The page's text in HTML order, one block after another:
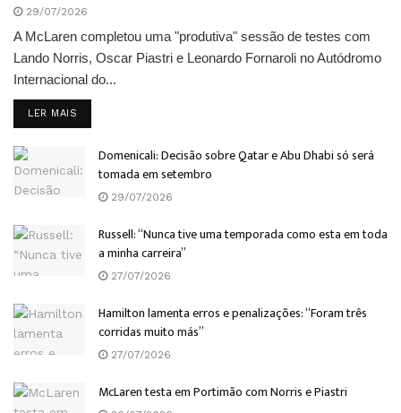
29/07/2026
A McLaren completou uma "produtiva" sessão de testes com
Lando Norris, Oscar Piastri e Leonardo Fornaroli no Autódromo
Internacional do...
LER MAIS
Domenicali: Decisão sobre Qatar e Abu Dhabi só será
tomada em setembro
29/07/2026
Russell: “Nunca tive uma temporada como esta em toda
a minha carreira”
27/07/2026
Hamilton lamenta erros e penalizações: “Foram três
corridas muito más”
27/07/2026
McLaren testa em Portimão com Norris e Piastri